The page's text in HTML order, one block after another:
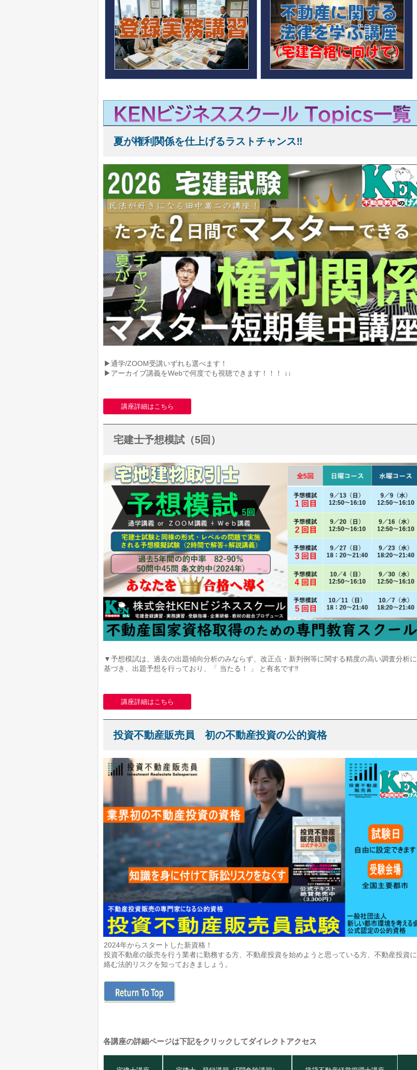
夏が権利関係を仕上げるラストチャンス‼
▶通学/ZOOM受講いずれも選べます！
▶アーカイブ講義をWebで何度でも視聴できます！！！ ↓↓
講座詳細はこちら
宅建士予想模試（5回）
▼予想模試は、過去の出題傾向分析のみならず、改正点・新判例等に関する精度の高い調査分析に
基づき、出題予想を行っており、「 当たる！ 」 と有名です‼
講座詳細はこちら
投資不動産販売員 初の不動産投資の公的資格
2024年からスタートした新資格！
投資不動産の販売を行う業者に勤務する方、不動産投資を始めようと思っている方、不動産投資に
絡む法的リスクを知っておきましょう。
各講座の詳細ページは下記をクリックしてダイレクトアクセス